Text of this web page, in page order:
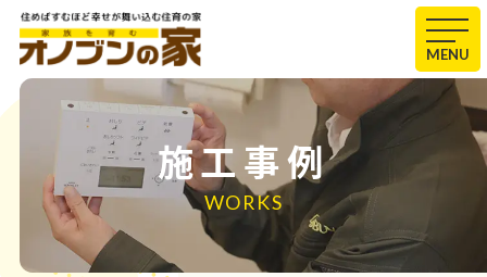
MENU
施工事例
WORKS